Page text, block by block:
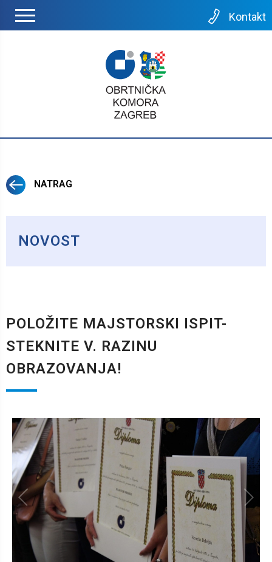
Kontakt
NATRAG
NOVOST
POLOŽITE MAJSTORSKI ISPIT-
STEKNITE V. RAZINU
OBRAZOVANJA!